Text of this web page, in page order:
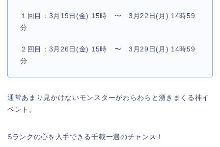
１回目：3月19日(金) 15時 〜 3月22日(月) 14時59
分
２回目：3月26日(金) 15時 〜 3月29日(月) 14時59
分
通常あまり見かけないモンスターがわらわらと湧きまくる神イ
ベント。
Sランクの心を入手できる千載一遇のチャンス！